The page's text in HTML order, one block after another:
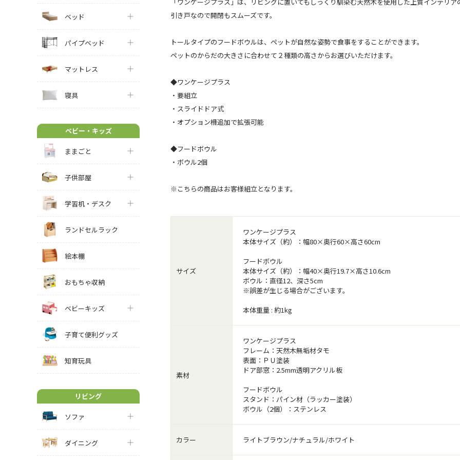
ベッド
パイプベッド
マットレス
寝具
ベビー・キッズ
ままごと
子供部屋
学習机・デスク
ランドセルラック
絵本棚
おもちゃ収納
ベビーキッズ
子育て便利グッズ
知育玩具
リビング
ソファ
ダイニング
引き戸なので開閉もスムーズです。
トールタイプのフードボウルは、ペットが自然な姿勢で食事をすることができます。
ペットのからだの大きさに合わせて２種類の高さからお選びいただけます。
◆ワンケージプラス
・要組立
・スライドドア式
・オプション柵追加で拡張可能
◆フードボウル
・ボウル2個
※こちらの商品はお客様組立となります。
サイズ
ワンケージプラス
本体サイズ（約）：幅80×奥行60×高さ60cm
フードボウル
本体サイズ（約）：幅40×奥行19.7×高さ10.6cm
ボウル：直径12、深さ5cm
※誤差が生じる場合がございます。
本体重量 : 約1kg
素材
ワンケージプラス
フレーム：天然木無垢材タモ
表面：ＰＵ塗装
ドア部窓：2.5mm透明アクリル板
フードボウル
スタンド：パイン材（ラッカー塗装）
ボウル（2個）：ステンレス
カラー ライトブラウン/ナチュラル/ホワイト